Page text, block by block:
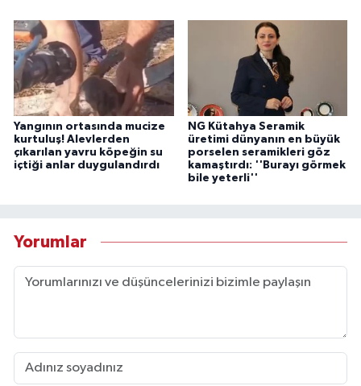
Yangının ortasında mucize
kurtuluş! Alevlerden
çıkarılan yavru köpeğin su
içtiği anlar duygulandırdı
NG Kütahya Seramik
üretimi dünyanın en büyük
porselen seramikleri göz
kamaştırdı: ''Burayı görmek
bile yeterli''
Yorumlar